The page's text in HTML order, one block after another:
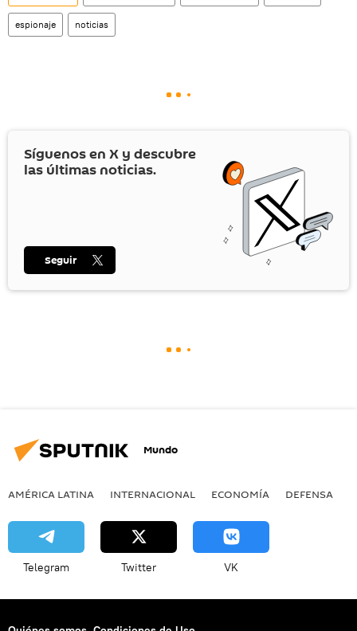
espionaje noticias
Síguenos en X y descubre
las últimas noticias.
Seguir
Mundo
AMÉRICA LATINA INTERNACIONAL ECONOMÍA DEFENSA
Telegram Twitter VK